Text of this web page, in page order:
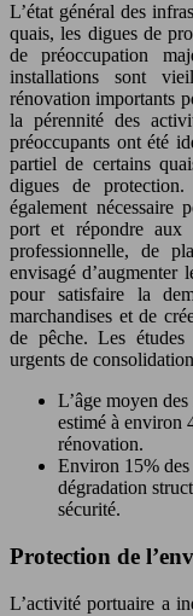
L’état général des
quais, les digues de
de préoccupation
installations sont
rénovation importants
la pérennité des
préoccupants ont été
partiel de certains
digues de
également nécessaire
port et répondre aux
professionnelle, de
envisagé d’augmenter
pour satisfaire la
marchandises et de
de pêche. Les
urgents de
L’âge moyen
estimé à environ
rénovation.
Environ 15% des
dégradation
sécurité.
Protection de
L’activité portuaire a